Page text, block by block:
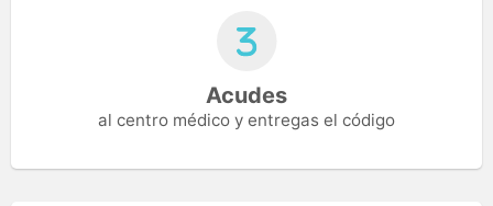
Acudes
al centro médico y entregas el código